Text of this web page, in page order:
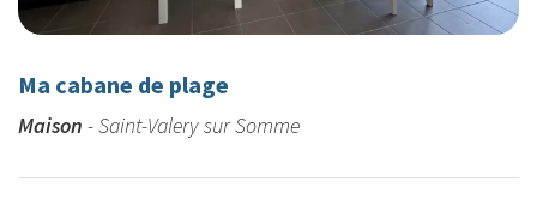
Ma cabane de plage
Maison - Saint-Valery sur Somme